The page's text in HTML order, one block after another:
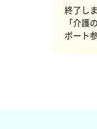
終了し
「介
ポート